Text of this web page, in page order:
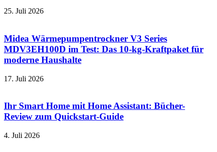
25. Juli 2026
Midea Wärmepumpentrockner V3 Series
MDV3EH100D im Test: Das 10-kg-Kraftpaket für
moderne Haushalte
17. Juli 2026
Ihr Smart Home mit Home Assistant: Bücher-
Review zum Quickstart-Guide
4. Juli 2026